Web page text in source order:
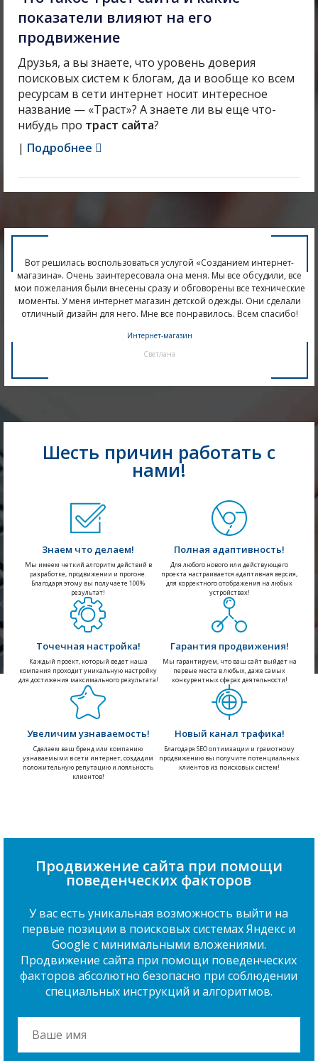
показатели влияют на его
продвижение
Друзья, а вы знаете, что уровень доверия
поисковых систем к блогам, да и вообще ко всем
ресурсам в сети интернет носит интересное
название — «Траст»? А знаете ли вы еще что-
нибудь про траст сайта?
| Подробнее
Вот решилась воспользоваться услугой «Созданием интернет-
магазина». Очень заинтересовала она меня. Мы все обсудили, все
мои пожелания были внесены сразу и обговорены все технические
моменты. У меня интернет магазин детской одежды. Они сделали
отличный дизайн для него. Мне все понравилось. Всем спасибо!
Интернет-магазин
Светлана
‹ ›
Шесть причин работать с
нами!
Знаем что делаем!
Мы имеем четкий алгоритм действий в
разработке, продвижении и прогоне.
Благодаря этому вы получаете 100%
результат!
Полная адаптивность!
Для любого нового или действующего
проекта настраивается адаптивная версия,
для корректного отображения на любых
устройствах!
Точечная настройка!
Каждый проект, который ведет наша
компания проходит уникальную настройку
для достижения максимального результата!
Гарантия продвижения!
Мы гарантируем, что ваш сайт выйдет на
первые места в любых, даже самых
конкурентных сферах деятельности!
Увеличим узнаваемость!
Сделаем ваш бренд или компанию
узнаваемыми в сети интернет, создадим
положительную репутацию и лояльность
клиентов!
Новый канал трафика!
Благодаря SEO оптимзации и грамотному
продвижению вы получите потенциальных
клиентов из поисховых систем!
Продвижение сайта при помощи
поведенческих факторов
У вас есть уникальная возможность выйти на
первые позиции в поисковых системах Яндекс и
Google с минимальными вложениями.
Продвижение сайта при помощи поведенческих
факторов абсолютно безопасно при соблюдении
специальных инструкций и алгоритмов.